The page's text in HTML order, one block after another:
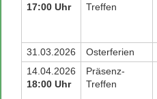
17:00 Uhr
Treffen
31.03.2026
Osterferien
14.04.2026
18:00 Uhr
Präsenz-
Treffen